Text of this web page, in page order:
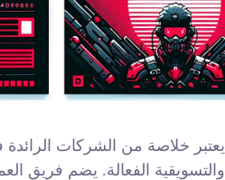
يعتبر خلاصة من الشركات
والتسويقية الفعالة. يضم فريق